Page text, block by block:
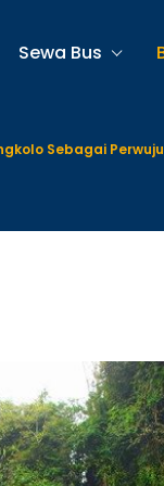
Sewa Bus
Sebagai